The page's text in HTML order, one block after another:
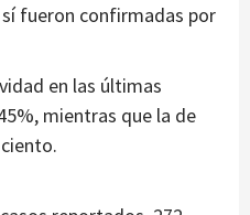
fueron confirmadas por
en las últimas
mientras que la de